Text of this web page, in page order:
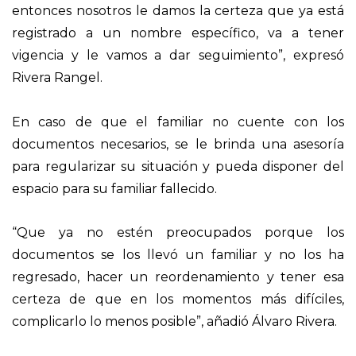
entonces nosotros le damos la certeza que ya está
registrado a un nombre específico, va a tener
vigencia y le vamos a dar seguimiento”, expresó
Rivera Rangel.
En caso de que el familiar no cuente con los
documentos necesarios, se le brinda una asesoría
para regularizar su situación y pueda disponer del
espacio para su familiar fallecido.
“Que ya no estén preocupados porque los
documentos se los llevó un familiar y no los ha
regresado, hacer un reordenamiento y tener esa
certeza de que en los momentos más difíciles,
complicarlo lo menos posible”, añadió Álvaro Rivera.